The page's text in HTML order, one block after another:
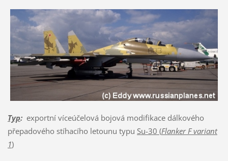
Typ:exportní víceúčelová bojová modifikace dálkového
přepadového stíhacího letounu typu Su-30 (Flanker F variant
1)